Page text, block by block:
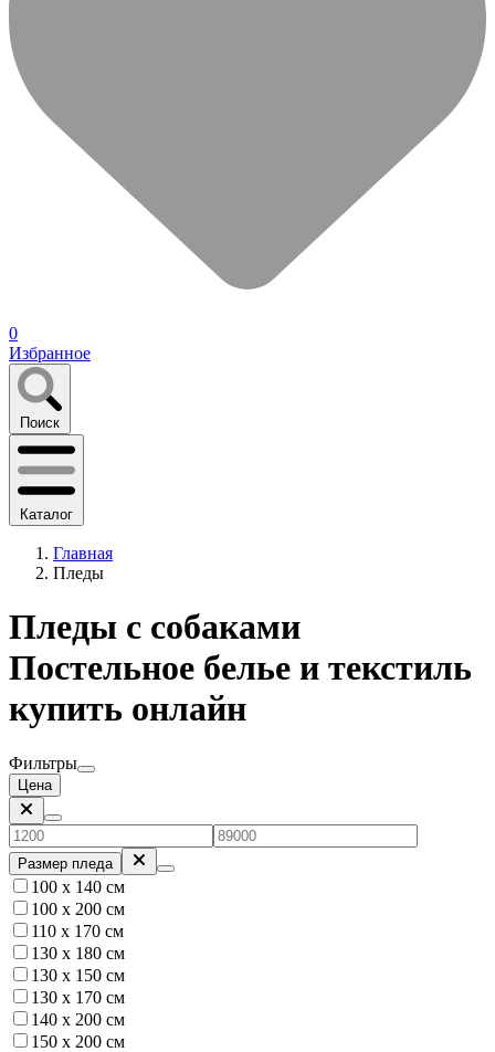
0
Избранное
Поиск
Каталог
Главная
Пледы
Пледы с собаками
Постельное белье и текстиль
купить онлайн
Фильтры
Цена
Размер пледа
100 x 140 см
100 х 200 см
110 x 170 см
130 x 180 см
130 х 150 см
130 х 170 см
140 х 200 см
150 х 200 см